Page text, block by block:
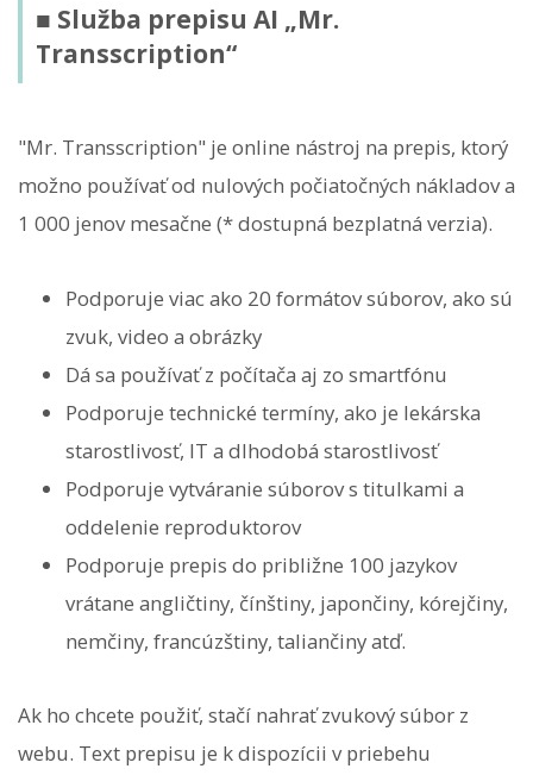
■ Služba prepisu AI „Mr.
Transscription“
"Mr. Transscription" je online nástroj na prepis, ktorý
možno používať od nulových počiatočných nákladov a
1 000 jenov mesačne (* dostupná bezplatná verzia).
Podporuje viac ako 20 formátov súborov, ako sú
zvuk, video a obrázky
Dá sa používať z počítača aj zo smartfónu
Podporuje technické termíny, ako je lekárska
starostlivosť, IT a dlhodobá starostlivosť
Podporuje vytváranie súborov s titulkami a
oddelenie reproduktorov
Podporuje prepis do približne 100 jazykov
vrátane angličtiny, čínštiny, japončiny, kórejčiny,
nemčiny, francúzštiny, taliančiny atď.
Ak ho chcete použiť, stačí nahrať zvukový súbor z
webu. Text prepisu je k dispozícii v priebehu